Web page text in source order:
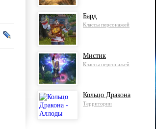
Бард
Классы персонажей
Мистик
Классы персонажей
Кольцо Дракона
Территории